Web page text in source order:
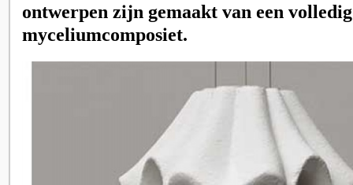
ontwerpen zijn gemaakt van een
myceliumcomposiet.